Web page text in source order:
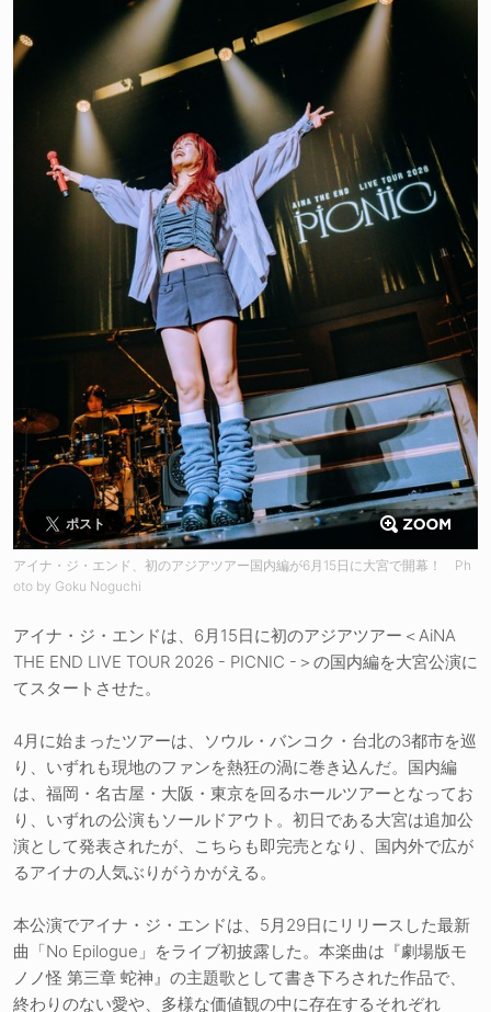
ポスト
アイナ・ジ・エンド、初のアジアツアー国内編が6月15日に大宮で開幕！ Ph
oto by Goku Noguchi
アイナ・ジ・エンドは、6月15日に初のアジアツアー＜AiNA
THE END LIVE TOUR 2026 - PICNIC -＞の国内編を大宮公演に
てスタートさせた。
4月に始まったツアーは、ソウル・バンコク・台北の3都市を巡
り、いずれも現地のファンを熱狂の渦に巻き込んだ。国内編
は、福岡・名古屋・大阪・東京を回るホールツアーとなってお
り、いずれの公演もソールドアウト。初日である大宮は追加公
演として発表されたが、こちらも即完売となり、国内外で広が
るアイナの人気ぶりがうかがえる。
本公演でアイナ・ジ・エンドは、5月29日にリリースした最新
曲「No Epilogue」をライブ初披露した。本楽曲は『劇場版モ
ノノ怪 第三章 蛇神』の主題歌として書き下ろされた作品で、
終わりのない愛や、多様な価値観の中に存在するそれぞれ